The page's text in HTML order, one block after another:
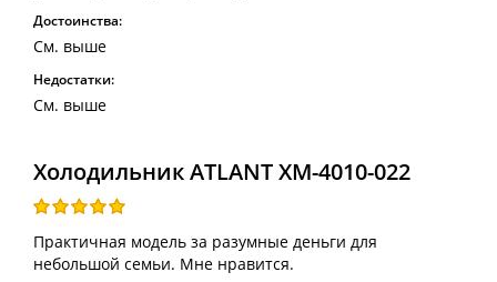
Достоинства:
См. выше
Недостатки:
См. выше
Холодильник ATLANT ХМ-4010-022
Практичная модель за разумные деньги для
небольшой семьи. Мне нравится.